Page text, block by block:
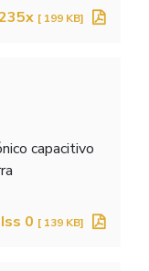
[ 199 KB]
capacitivo
0 [ 139 KB]